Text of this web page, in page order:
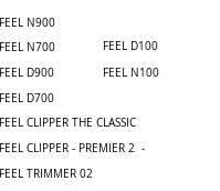
​FEEL N900
​FEEL N700
FEEL D900
FEEL D100
FEEL N100
FEEL D700
FEEL CLIPPER THE CLASSIC
FEEL CLIPPER - PREMIER 2 -
FEEL TRIMMER 02